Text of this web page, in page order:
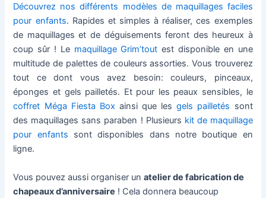
Découvrez nos différents modèles de maquillages faciles
pour enfants. Rapides et simples à réaliser, ces exemples
de maquillages et de déguisements feront des heureux à
coup sûr ! Le maquillage Grim’tout est disponible en une
multitude de palettes de couleurs assorties. Vous trouverez
tout ce dont vous avez besoin: couleurs, pinceaux,
éponges et gels pailletés. Et pour les peaux sensibles, le
coffret Méga Fiesta Box ainsi que lesgels pailletés sont
des maquillages sans paraben ! Plusieurs kit de maquillage
pour enfants sont disponibles dans notre boutique en
ligne.
Vous pouvez aussi organiser unatelier de fabrication de
chapeaux d’anniversaire ! Cela donnera beaucoup